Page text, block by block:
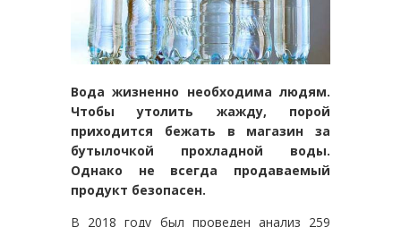
Вода жизненно необходима людям.
Чтобы утолить жажду, порой
приходится бежать в магазин за
бутылочкой прохладной воды.
Однако не всегда продаваемый
продукт безопасен.
В 2018 году был проведен анализ 259